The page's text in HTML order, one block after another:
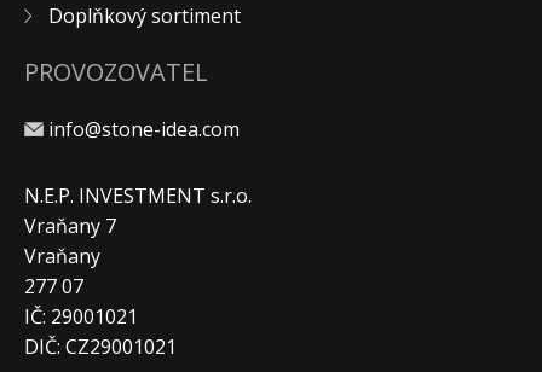
Doplňkový sortiment
PROVOZOVATEL
info@stone-idea.com
N.E.P. INVESTMENT s.r.o.
Vraňany 7
Vraňany
277 07
IČ: 29001021
DIČ: CZ29001021